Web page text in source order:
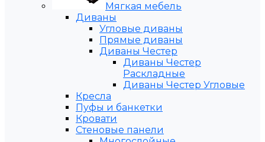
Мягкая мебель
Диваны
Угловые диваны
Прямые диваны
Диваны Честер
Диваны Честер
Раскладные
Диваны Честер Угловые
Кресла
Пуфы и банкетки
Кровати
Стеновые панели